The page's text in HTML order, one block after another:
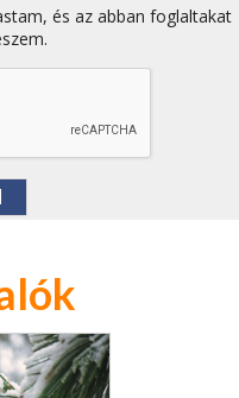
és az abban foglaltakat